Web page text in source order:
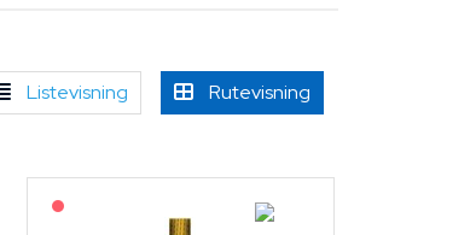
Listevisning Rutevisning